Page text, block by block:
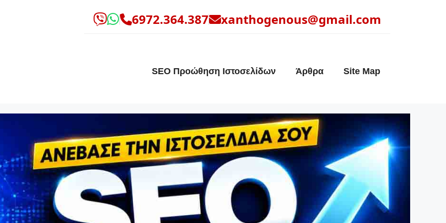
6972.364.387 xanthogenous@gmail.com
SEO Προώθηση Ιστοσελίδων Άρθρα Site Map